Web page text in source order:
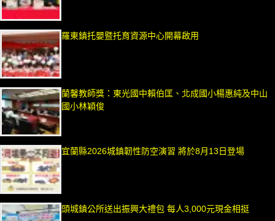
羅東鎮托嬰暨托育資源中心開幕啟用
蘭馨教師獎：東光國中賴伯匡、北成國小楊惠純及中山
國小林穎俊
宜蘭縣2026城鎮韌性防空演習 將於8月13日登場
頭城鎮公所送出振興大禮包 每人3,000元現金相挺